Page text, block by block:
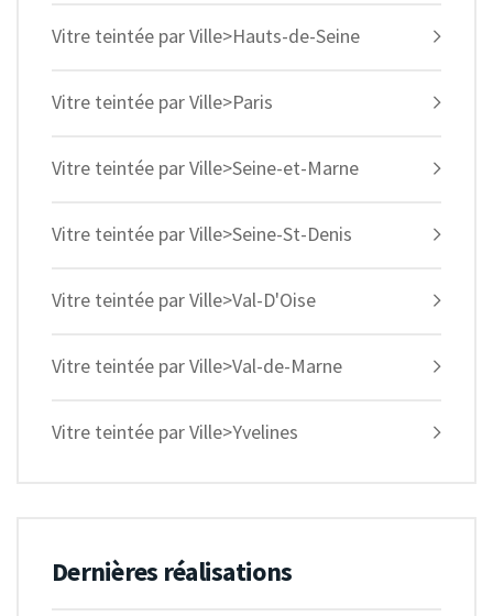
Vitre teintée par Ville>Hauts-de-Seine
Vitre teintée par Ville>Paris
Vitre teintée par Ville>Seine-et-Marne
Vitre teintée par Ville>Seine-St-Denis
Vitre teintée par Ville>Val-D'Oise
Vitre teintée par Ville>Val-de-Marne
Vitre teintée par Ville>Yvelines
Dernières réalisations